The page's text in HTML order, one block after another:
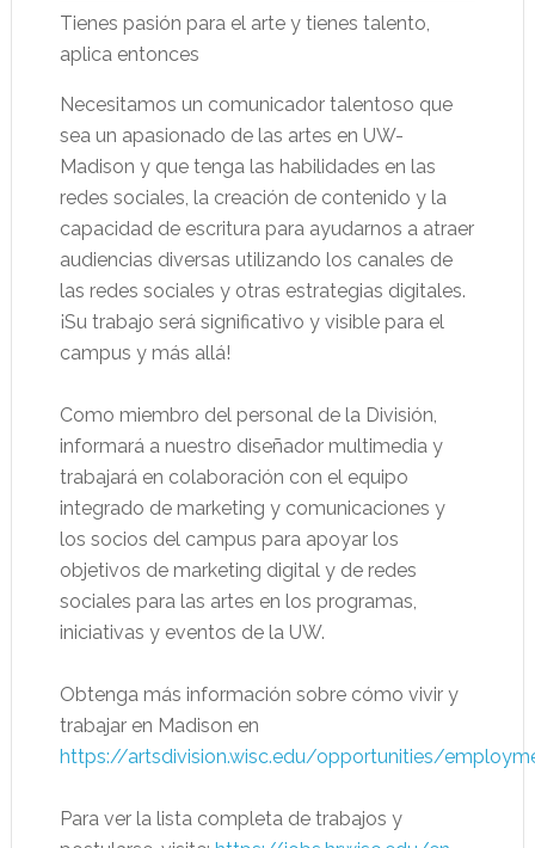
Tienes pasión para el arte y tienes talento,
aplica entonces
Necesitamos un comunicador talentoso que
sea un apasionado de las artes en UW-
Madison y que tenga las habilidades en las
redes sociales, la creación de contenido y la
capacidad de escritura para ayudarnos a atraer
audiencias diversas utilizando los canales de
las redes sociales y otras estrategias digitales.
¡Su trabajo será significativo y visible para el
campus y más allá!
Como miembro del personal de la División,
informará a nuestro diseñador multimedia y
trabajará en colaboración con el equipo
integrado de marketing y comunicaciones y
los socios del campus para apoyar los
objetivos de marketing digital y de redes
sociales para las artes en los programas,
iniciativas y eventos de la UW.
Obtenga más información sobre cómo vivir y
trabajar en Madison en
https://artsdivision.wisc.edu/opportunities/
Para ver la lista completa de trabajos y